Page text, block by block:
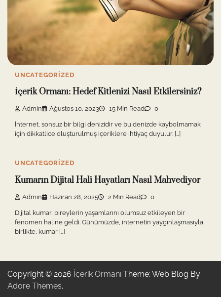
UNCATEGORIZED
İçerik Ormanı: Hedef Kitlenizi Nasıl Etkilersiniz?
Admin Ağustos 10, 2023 15 Min Read 0
İnternet, sonsuz bir bilgi denizidir ve bu denizde kaybolmamak
için dikkatlice oluşturulmuş içeriklere ihtiyaç duyulur. […]
UNCATEGORIZED
Kumarın Dijital Hali Hayatları Nasıl Mahvediyor
Admin Haziran 28, 2025 2 Min Read 0
Dijital kumar, bireylerin yaşamlarını olumsuz etkileyen bir
fenomen haline geldi. Günümüzde, internetin yaygınlaşmasıyla
birlikte, kumar […]
Copyright © 2026 İçerik Ormanı Theme: Web Blog By
Adore Themes.